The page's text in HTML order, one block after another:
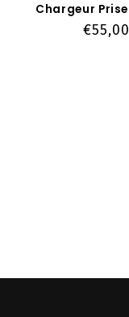
Chargeur
Prix